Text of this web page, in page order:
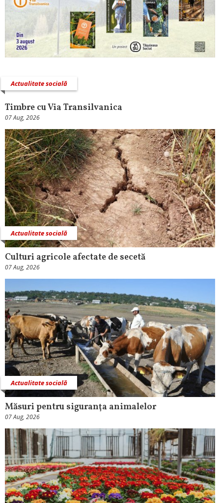
Actualitate socială
Timbre cu Via Transilvanica
07 Aug, 2026
Actualitate socială
Culturi agricole afectate de secetă
07 Aug, 2026
Actualitate socială
Măsuri pentru siguranţa animalelor
07 Aug, 2026